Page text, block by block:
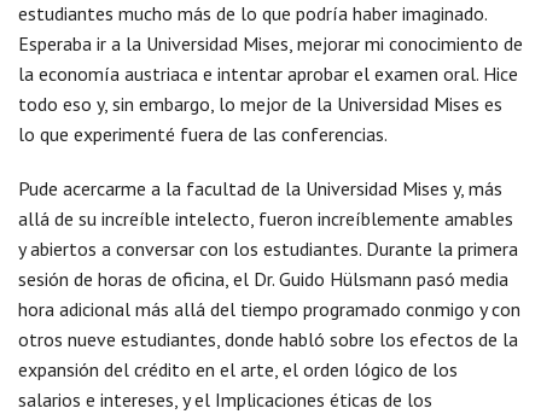
estudiantes mucho más de lo que podría haber imaginado.
Esperaba ir a la Universidad Mises, mejorar mi conocimiento de
la economía austriaca e intentar aprobar el examen oral. Hice
todo eso y, sin embargo, lo mejor de la Universidad Mises es
lo que experimenté fuera de las conferencias.
Pude acercarme a la facultad de la Universidad Mises y, más
allá de su increíble intelecto, fueron increíblemente amables
y abiertos a conversar con los estudiantes. Durante la primera
sesión de horas de oficina, el Dr. Guido Hülsmann pasó media
hora adicional más allá del tiempo programado conmigo y con
otros nueve estudiantes, donde habló sobre los efectos de la
expansión del crédito en el arte, el orden lógico de los
salarios e intereses, y el Implicaciones éticas de los